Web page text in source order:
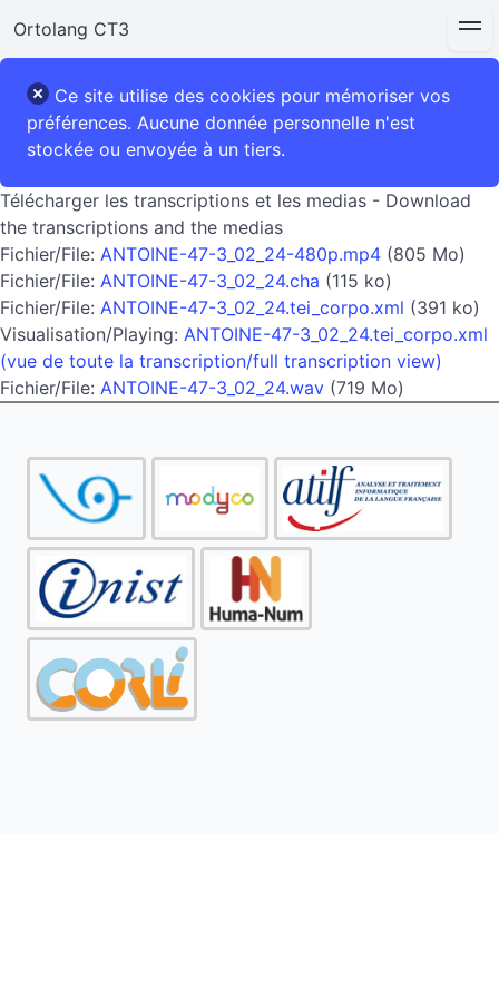
Ortolang CT3
Ce site utilise des cookies pour mémoriser vos
préférences. Aucune donnée personnelle n'est
stockée ou envoyée à un tiers.
Télécharger les transcriptions et les medias - Download
the transcriptions and the medias
Fichier/File: ANTOINE-47-3_02_24-480p.mp4 (805 Mo)
Fichier/File: ANTOINE-47-3_02_24.cha (115 ko)
Fichier/File: ANTOINE-47-3_02_24.tei_corpo.xml (391 ko)
Visualisation/Playing: ANTOINE-47-3_02_24.tei_corpo.xml
(vue de toute la transcription/full transcription view)
Fichier/File: ANTOINE-47-3_02_24.wav (719 Mo)